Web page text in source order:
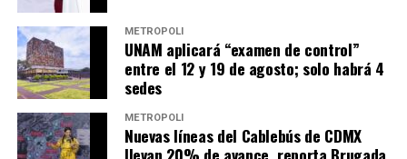
METRÓPOLI
UNAM aplicará “examen de control”
entre el 12 y 19 de agosto; solo habrá 4
sedes
METRÓPOLI
Nuevas líneas del Cablebús de CDMX
llevan 20% de avance, reporta Brugada